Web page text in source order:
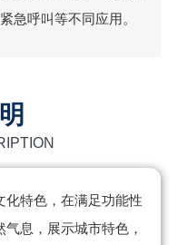
急呼叫等不同应用。
特色，在满足功能性
息，展示城市特色，